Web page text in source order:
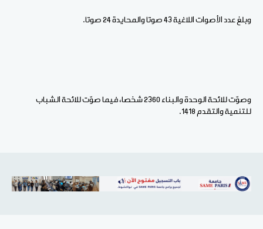
وبلغ عدد الأصوات اللاغية 43 صوتا والمحايدة 24 صوتا.
وصوّت للائحة الوحدة والبناء 2360 شخصا، فيما صوّت للائحة الشباب
للتنمية والتقدم 1418.